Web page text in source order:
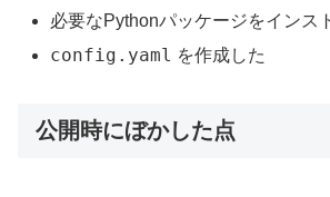
必要なPythonパッケージをインス
config.yaml を作成した
公開時にぼかした点